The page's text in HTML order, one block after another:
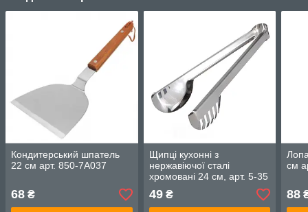
Кондитерський шпатель
22 см арт. 850-7A037
68 ₴
Щипці кухонні з
нержавіючої сталі
хромовані 24 см, арт. 5-35
49₴
см
88